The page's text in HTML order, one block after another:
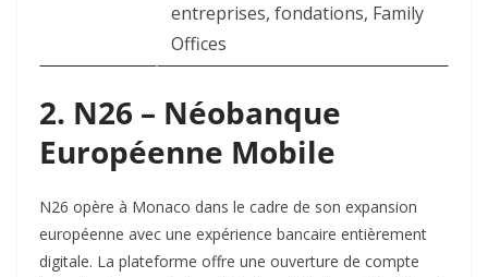
entreprises, fondations, Family
Offices
2. N26 – Néobanque
Européenne Mobile
N26 opère à Monaco dans le cadre de son expansion
européenne avec une expérience bancaire entièrement
digitale. La plateforme offre une ouverture de compte